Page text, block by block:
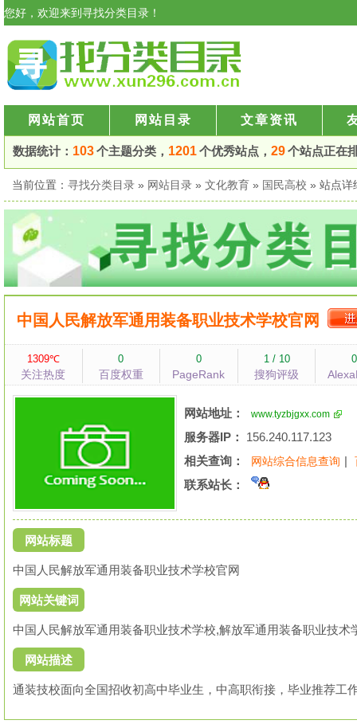
您好，欢迎来到寻找分类目录！
网站首页 网站目录 文章资讯
数据统计： 103个主题分类， 1201个优秀站点， 29个站点正在
当前位置： 寻找分类目录 » 网站目录 » 文化教育 » 国民高校 » 站点
中国人民解放军通用装备职业技术学校官网
1309℃
关注热度
0
百度权重
0
PageRank
1 / 10
搜狗评级
0
网站地址： www.tyzbjgxx.com
服务器IP：
156.240.117.123
相关查询：
网站综合信息查询 |
联系站长：
网站标题
中国人民解放军通用装备职业技术学校官网
网站关键词
中国人民解放军通用装备职业技术学校,解放军通用装备职业技
网站描述
通装技校面向全国招收初高中毕业生，中高职衔接，毕业推荐工